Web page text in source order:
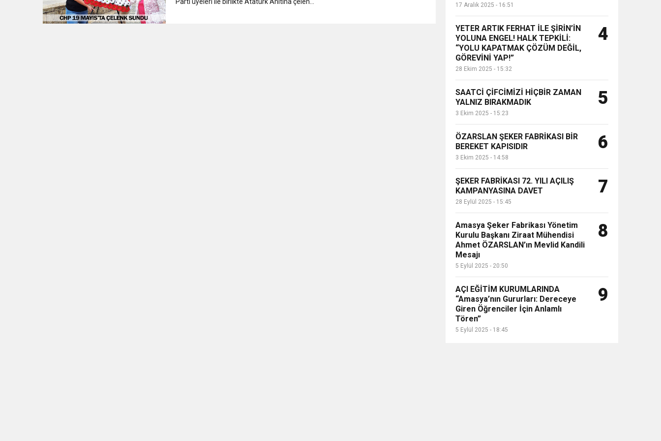
17 Aralık 2025 - 16:51
YETER ARTIK FERHAT İLE ŞİRİN’İN
YOLUNA ENGEL! HALK TEPKİLİ:
“YOLU KAPATMAK ÇÖZÜM DEĞİL,
GÖREVİNİ YAP!”
28 Ekim 2025 - 15:32
4
SAATCİ ÇİFCİMİZİ HİÇBİR ZAMAN
YALNIZ BIRAKMADIK
3 Ekim 2025 - 15:23
5
ÖZARSLAN ŞEKER FABRİKASI BİR
BEREKET KAPISIDIR
3 Ekim 2025 - 14:58
6
ŞEKER FABRİKASI 72. YILI AÇILIŞ
KAMPANYASINA DAVET
28 Eylül 2025 - 15:45
7
Amasya Şeker Fabrikası Yönetim
Kurulu Başkanı Ziraat Mühendisi
Ahmet ÖZARSLAN’ın Mevlid Kandili
Mesajı
5 Eylül 2025 - 20:50
8
AÇI EĞİTİM KURUMLARINDA
“Amasya’nın Gururları: Dereceye
Giren Öğrenciler İçin Anlamlı
Tören”
5 Eylül 2025 - 18:45
9